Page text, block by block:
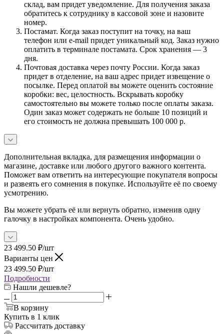
склад, вам придет уведомление. Для получения заказа
обратитесь к сотруднику в кассовой зоне и назовите
номер.
Постамат. Когда заказ поступит на точку, на ваш
телефон или e-mail придет уникальный код. Заказ нужно
оплатить в терминале постамата. Срок хранения — 3
дня.
Почтовая доставка через почту России. Когда заказ
придет в отделение, на ваш адрес придет извещение о
посылке. Перед оплатой вы можете оценить состояние
коробки: вес, целостность. Вскрывать коробку
самостоятельно вы можете только после оплаты заказа.
Один заказ может содержать не больше 10 позиций и
его стоимость не должна превышать 100 000 р.
Дополнительная вкладка, для размещения информации о
магазине, доставке или любого другого важного контента.
Поможет вам ответить на интересующие покупателя вопросы
и развеять его сомнения в покупке. Используйте её по своему
усмотрению.
Вы можете убрать её или вернуть обратно, изменив одну
галочку в настройках компонента. Очень удобно.
23 499.50 ₽/шт
Варианты цен
23 499.50 ₽/шт
Подробности
Нашли дешевле?
В корзину
Купить в 1 клик
Рассчитать доставку